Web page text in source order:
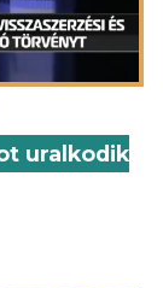
uralkodik